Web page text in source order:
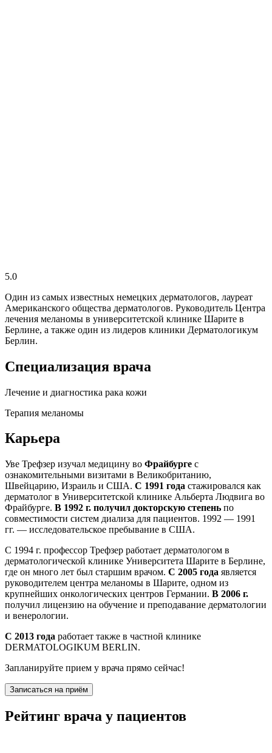
5.0
Один из самых известных немецких дерматологов, лауреат
Американского общества дерматологов. Руководитель Центра
лечения меланомы в университетской клинике Шарите в
Берлине, а также один из лидеров клиники Дерматологикум
Берлин.
Специализация врача
Лечение и диагностика рака кожи
Терапия меланомы
Карьера
Уве Трефзер изучал медицину во Фрайбурге с
ознакомительными визитами в Великобританию,
Швейцарию, Израиль и США. С 1991 года стажировался как
дерматолог в Университетской клинике Альберта Людвига во
Фрайбурге. В 1992 г. получил докторскую степень по
совместимости систем диализа для пациентов. 1992 — 1991
гг. — исследовательское пребывание в США.
С 1994 г. профессор Трефзер работает дерматологом в
дерматологической клинике Университета Шарите в Берлине,
где он много лет был старшим врачом. С 2005 года является
руководителем центра меланомы в Шарите, одном из
крупнейших онкологических центров Германии. В 2006 г.
получил лицензию на обучение и преподавание дерматологии
и венерологии.
С 2013 года работает также в частной клинике
DERMATOLOGIKUM BERLIN.
Запланируйте прием у врача прямо сейчас!
Записаться на приём
Рейтинг врача у пациентов